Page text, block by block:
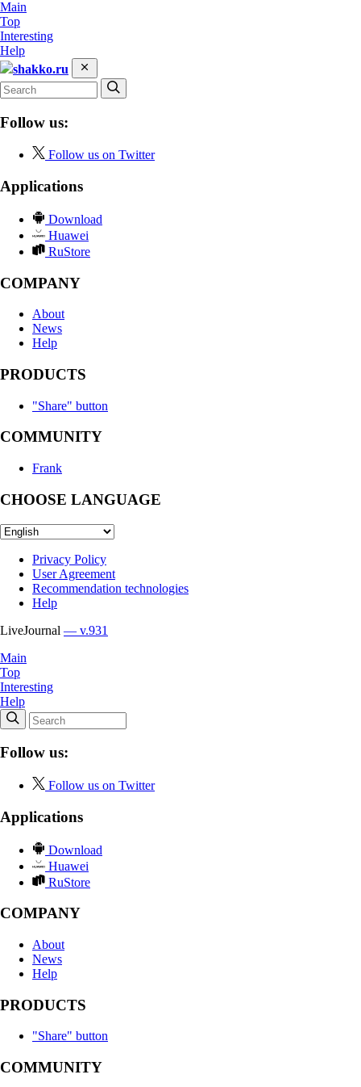
Main
Top
Interesting
Help
shakko.ru
Follow us:
Follow us on Twitter
Applications
Download
Huawei
RuStore
COMPANY
About
News
Help
PRODUCTS
"Share" button
COMMUNITY
Frank
CHOOSE LANGUAGE
Privacy Policy
User Agreement
Recommendation technologies
Help
LiveJournal — v.931
Main
Top
Interesting
Help
Follow us:
Follow us on Twitter
Applications
Download
Huawei
RuStore
COMPANY
About
News
Help
PRODUCTS
"Share" button
COMMUNITY